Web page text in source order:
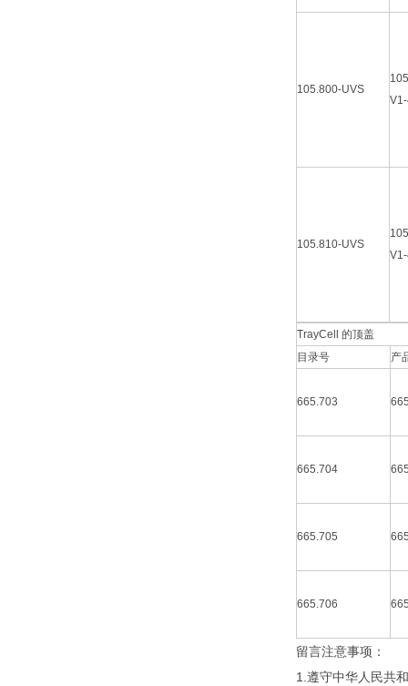
105.800-UVS
105.810-UVS
TrayCell 的顶盖
目录号
产
665.703
665.704
665.705
665.706
留言注意事项：
1.遵守中华人民共